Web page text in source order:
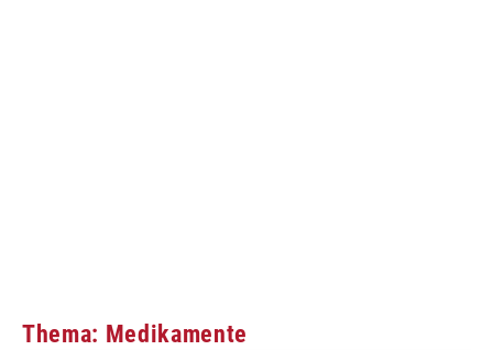
Thema: Medikamente